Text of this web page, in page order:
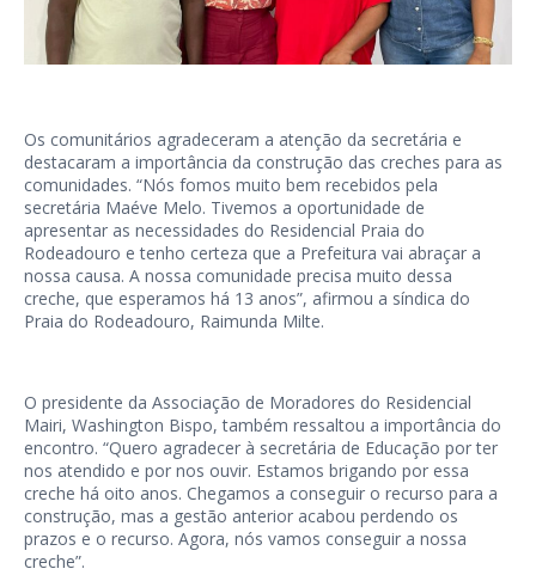
Os comunitários agradeceram a atenção da secretária e
destacaram a importância da construção das creches para as
comunidades. “Nós fomos muito bem recebidos pela
secretária Maéve Melo. Tivemos a oportunidade de
apresentar as necessidades do Residencial Praia do
Rodeadouro e tenho certeza que a Prefeitura vai abraçar a
nossa causa. A nossa comunidade precisa muito dessa
creche, que esperamos há 13 anos”, afirmou a síndica do
Praia do Rodeadouro, Raimunda Milte.
O presidente da Associação de Moradores do Residencial
Mairi, Washington Bispo, também ressaltou a importância do
encontro. “Quero agradecer à secretária de Educação por ter
nos atendido e por nos ouvir. Estamos brigando por essa
creche há oito anos. Chegamos a conseguir o recurso para a
construção, mas a gestão anterior acabou perdendo os
prazos e o recurso. Agora, nós vamos conseguir a nossa
creche”.